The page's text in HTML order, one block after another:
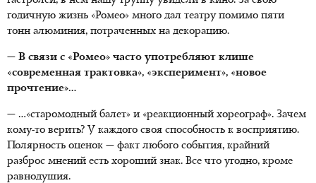
годичную жизнь «Ромео» много дал театру помимо пяти
тонн алюминия, потраченных на декорацию.
— В связи с «Ромео» часто употребляют клише
«современная трактовка», «эксперимент», «новое
прочтение»…
— …«старомодный балет» и «реакционный хореограф». Зачем
кому-то верить? У каждого своя способность к восприятию.
Полярность оценок — факт любого события, крайний
разброс мнений есть хороший знак. Все что угодно, кроме
равнодушия.